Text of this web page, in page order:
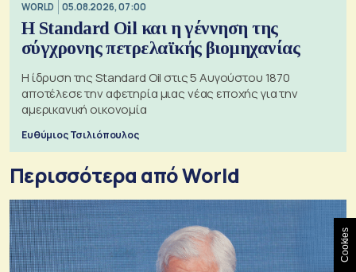
WORLD 05.08.2026, 07:00
Η Standard Oil και η γέννηση της
σύγχρονης πετρελαϊκής βιομηχανίας
Η ίδρυση της Standard Oil στις 5 Αυγούστου 1870
αποτέλεσε την αφετηρία μιας νέας εποχής για την
αμερικανική οικονομία
Ευθύμιος Τσιλιόπουλος
Περισσότερα από World
Cookies